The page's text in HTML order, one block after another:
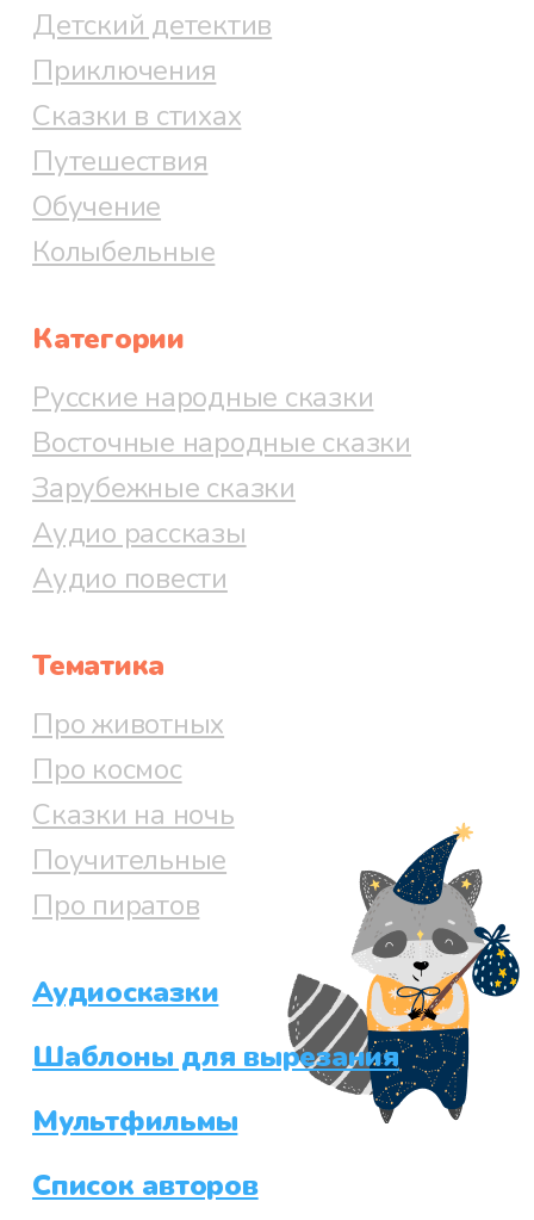
Детский детектив
Приключения
Сказки в стихах
Путешествия
Обучение
Колыбельные
Категории
Русские народные сказки
Восточные народные сказки
Зарубежные сказки
Аудио рассказы
Аудио повести
Тематика
Про животных
Про космос
Сказки на ночь
Поучительные
Про пиратов
Аудиосказки
Шаблоны для вырезания
Мультфильмы
Список авторов